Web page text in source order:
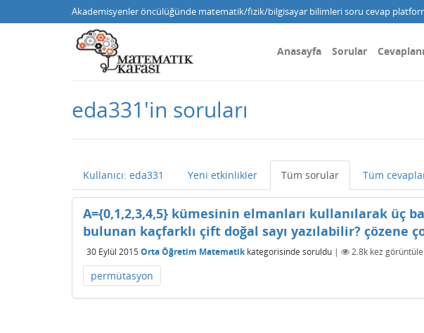
Akademisyenler öncülüğünde matematik/fizik/bilgisayar bilimleri soru cevap
Anasayfa Sorular
eda331'in soruları
Kullanıcı: eda331 Yeni etkinlikler Tüm sorular Tüm
A={0,1,2,3,4,5} kümesinin elmanları kullanılarak üç
bulunan kaçfarklı çift doğal sayı yazılabilir? çözene
30 Eylül 2015 Orta Öğretim Matematikkategorisinde soruldu | 2.8k kez
permütasyon